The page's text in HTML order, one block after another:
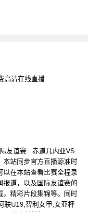
高清在线直播
友谊赛 : 赤道几内亚VS
本站同步官方直播源准时
以在本站查看比赛全程录
报道，以及国际友谊赛的
，精彩片段集锦等。同时
联U19,智利女甲,女亚杯